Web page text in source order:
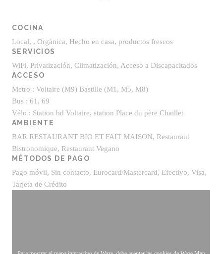
COCINA
Local, , Orgánica, Hecho en casa, productos frescos
SERVICIOS
WiFi, Privatización, Climatización, Acceso a Discapacitados
ACCESO
Metro : Voltaire (M9) Bastille (M1, M5, M8)
Bus : 61, 69
Vélo : Station bd Voltaire, station Place du père Chaillet
AMBIENTE
BAR RESTAURANT BIO ET FAIT MAISON, Restaurant
Bistronomique, Restaurant Vegano
MÉTODOS DE PAGO
Pago móvil, Sin contacto, Eurocard/Mastercard, Efectivo, Visa,
Tarjeta de Crédito